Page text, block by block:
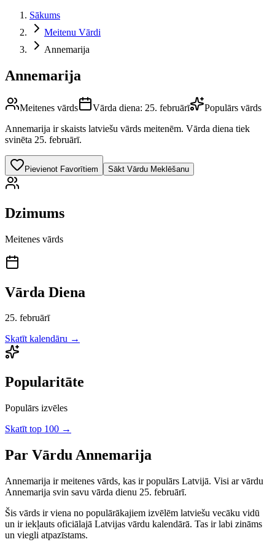
Sākums
Meitenu Vārdi
Annemarija
Annemarija
Meitenes vārds Vārda diena: 25. februārī
Populārs vārds
Annemarija ir skaists latviešu vārds meitenēm. Vārda diena tiek
svinēta 25. februārī.
Pievienot Favorītiem Sākt Vārdu Meklēšanu
Dzimums
Meitenes vārds
Vārda Diena
25. februārī
Skatīt kalendāru →
Popularitāte
Populārs izvēles
Skatīt top 100 →
Par Vārdu Annemarija
Annemarija irmeitenes vārds, kas ir populārs Latvijā. Visi ar vārdu
Annemarija svin savu vārda dienu 25. februārī.
Šis vārds ir viena no populārākajiem izvēlēm latviešu vecāku vidū
un ir iekļauts oficiālajā Latvijas vārdu kalendārā. Tas ir labi zināms
un viegli atpazīstams.